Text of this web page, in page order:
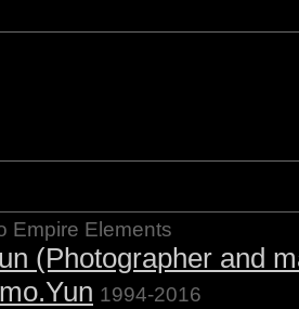
Empire Elements
(Photographer and
1994-2016